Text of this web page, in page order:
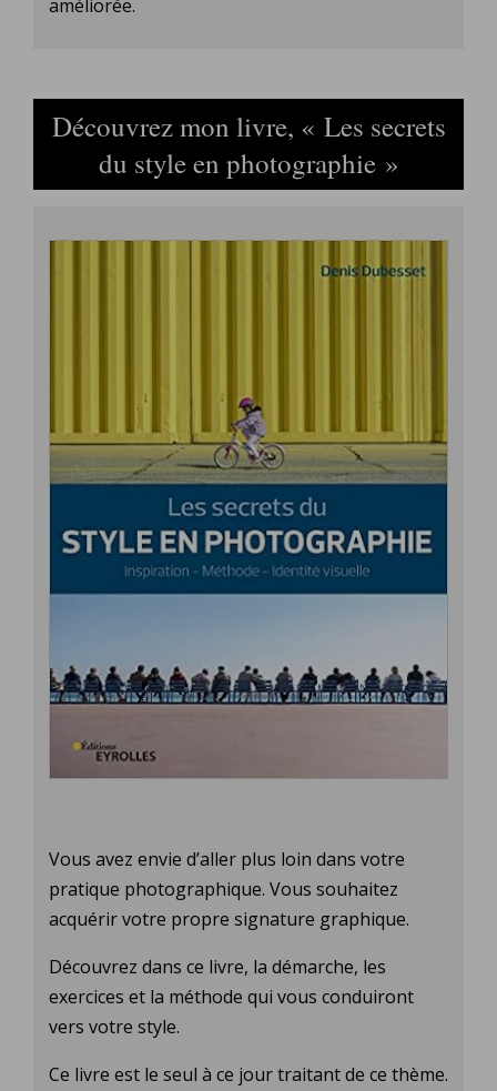
améliorée.
Découvrez mon livre, « Les secrets
du style en photographie »
Vous avez envie d’aller plus loin dans votre
pratique photographique. Vous souhaitez
acquérir votre propre signature graphique.
Découvrez dans ce livre, la démarche, les
exercices et la méthode qui vous conduiront
vers votre style.
Ce livre est le seul à ce jour traitant de ce thème.